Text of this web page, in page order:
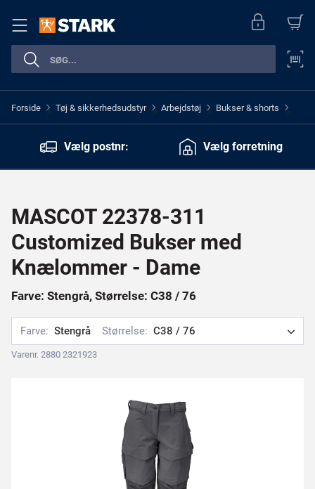
Forside > Tøj & sikkerhedsudstyr > Arbejdstøj > Bukser & shorts >
Vælg postnr: Vælg forretning
MASCOT 22378-311
Customized Bukser med
Knælommer - Dame
Farve: Stengrå, Størrelse: C38 / 76
Farve: Stengrå Størrelse: C38 / 76
Varenr. 2880 2321923